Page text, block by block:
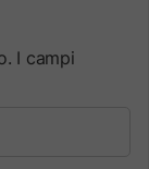
I campi